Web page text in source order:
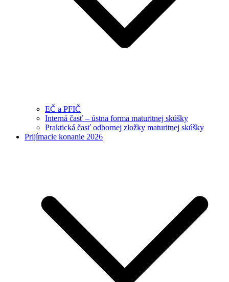
EČ a PFIČ
Interná časť – ústna forma maturitnej skúšky
Praktická časť odbornej zložky maturitnej skúšky
Prijímacie konanie 2026